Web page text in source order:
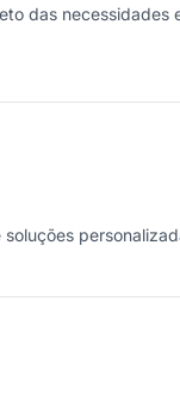
das necessidades